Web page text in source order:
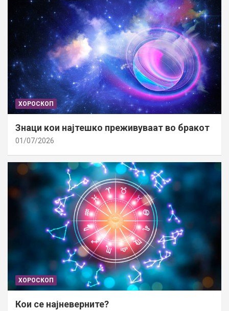
ХОРОСКОП
Знаци кои најтешко преживуваат во бракот
01/07/2026
ХОРОСКОП
Кои се најневерните?